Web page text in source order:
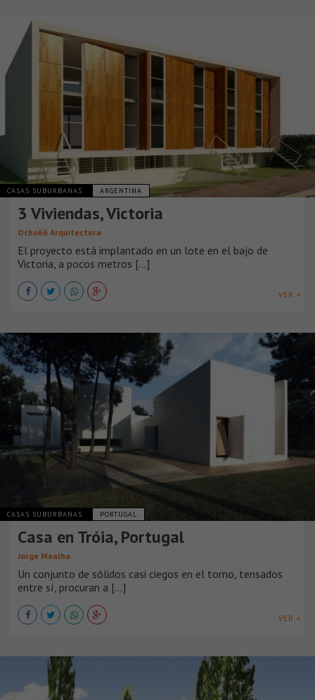
CASAS SUBURBANAS ARGENTINA
3 Viviendas, Victoria
Ocho66 Arquitectura
El proyecto está implantado en un lote en el bajo de
Victoria, a pocos metros [...]
VER +
CASAS SUBURBANAS PORTUGAL
Casa en Tróia, Portugal
Jorge Mealha
Un conjunto de sólidos casi ciegos en el torno, tensados
entre sí, procuran a [...]
VER +